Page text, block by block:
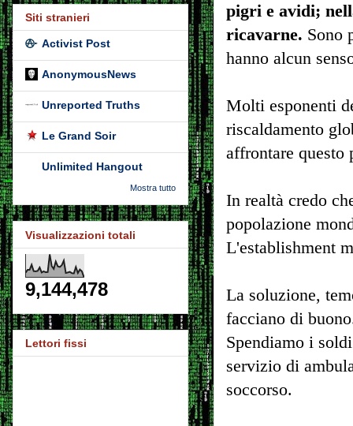
pigri e avidi;
ricavarne. Sono
hanno alcun
Molti esponenti
riscaldamento
affrontare questo
In realtà credo
popolazione
L'establishment
La soluzione,
facciano di
Spendiamo i
servizio di
soccorso.
Siti stranieri
Activist Post
AnonymousNews
Unreported Truths
Le Grand Soir
Unlimited Hangout
Mostra tutto
Visualizzazioni totali
9,144,478
Lettori fissi